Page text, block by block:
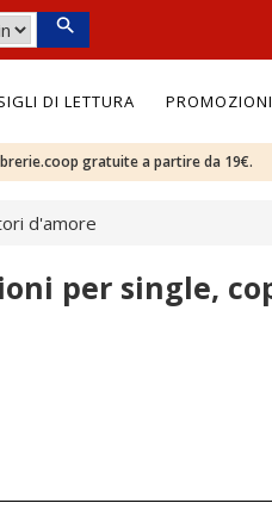
DI LETTURA PROMOZIONI
gratuite a partire da 19€.
d'amore
per single,